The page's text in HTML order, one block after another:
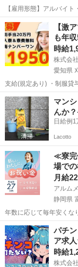
【雇用形態】アルバイ
【勤務地】複合型施設『
市小金井上古館2474-
筑西市...
アルバイト・パート
【激
も年
時給
株式会
愛知県
支給(規定あり) ・制服貸
…愛知 刈谷市 工場
マン
んか
Lacotto
≪寮完
場で
月給
アルム
静岡県
年数に応じて毎年安く
件に転居する際に…
静岡 富士宮市 富
パチ
ア求
時給
株式会